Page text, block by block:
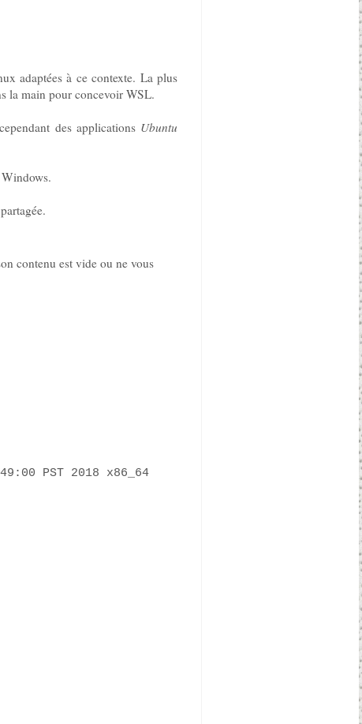
adaptées à ce contexte. La plus
la main pour concevoir WSL.
des applications Ubuntu
contenu est vide ou ne vous
PST 2018 x86_64